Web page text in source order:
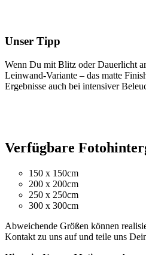
Unser Tipp
Wenn Du mit Blitz oder Dauerlicht
Leinwand-Variante – das matte
Ergebnisse auch bei intensiver
Verfügbare
150 x 150cm
200 x 200cm
250 x 250cm
300 x 300cm
Abweichende Größen können
Kontakt zu uns auf und teile uns